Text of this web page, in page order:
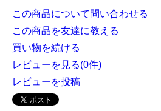
この商品について問い合わせる
この商品を友達に教える
買い物を続ける
レビューを見る(0件)
レビューを投稿